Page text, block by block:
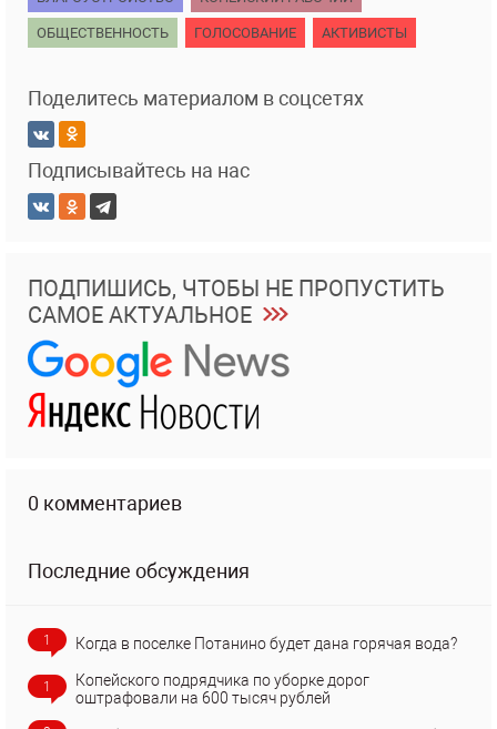
ОБЩЕСТВЕННОСТЬ ГОЛОСОВАНИЕ АКТИВИСТЫ
Поделитесь материалом в соцсетях
Подписывайтесь на нас
ПОДПИШИСЬ, ЧТОБЫ НЕ ПРОПУСТИТЬ
САМОЕ АКТУАЛЬНОЕ
0 комментариев
Последние обсуждения
1 Когда в поселке Потанино будет дана горячая вода?
1
Копейского подрядчика по уборке дорог
оштрафовали на 600 тысяч рублей